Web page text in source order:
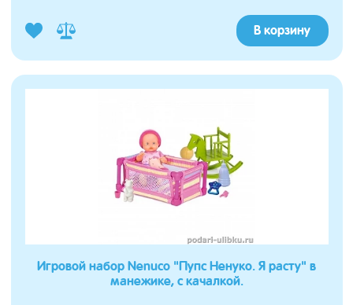
В корзину
Игровой набор Nenuco "Пупс Ненуко. Я расту" в
манежике, с качалкой.